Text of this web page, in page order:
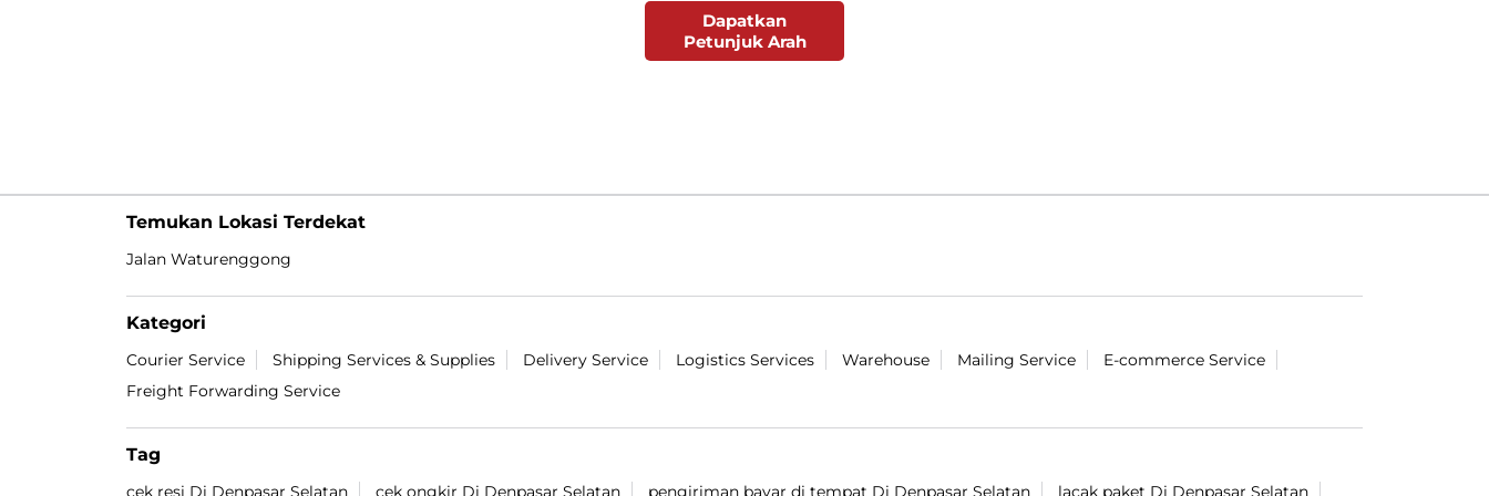
Dapatkan
Petunjuk Arah
Temukan Lokasi Terdekat
Jalan Waturenggong
Kategori
Courier Service Shipping Services & Supplies Delivery Service Logistics Services Warehouse Mailing Service
E-commerce Service
Freight Forwarding Service
Tag
cek resi Di Denpasar Selatan cek ongkir Di Denpasar Selatan pengiriman bayar di tempat Di Denpasar Selatan lacak paket Di Denpasar Selatan